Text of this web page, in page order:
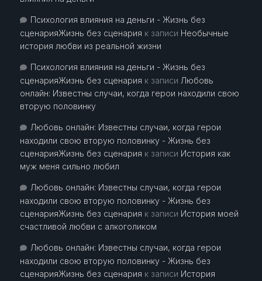
Психология влияния на деньги - Жизнь без
сценарияЖизнь без сценария к записи Необычные
история любви из реальной жизни
Психология влияния на деньги - Жизнь без
сценарияЖизнь без сценария к записи Любовь
онлайн: Известны случаи, когда герои находили свою
вторую половинку
Любовь онлайн: Известны случаи, когда герои
находили свою вторую половинку - Жизнь без
сценарияЖизнь без сценария к записи История как
муж меня сильно любил
Любовь онлайн: Известны случаи, когда герои
находили свою вторую половинку - Жизнь без
сценарияЖизнь без сценария к записи История моей
счастливой любви с алкоголиком
Любовь онлайн: Известны случаи, когда герои
находили свою вторую половинку - Жизнь без
сценарияЖизнь без сценария к записи История